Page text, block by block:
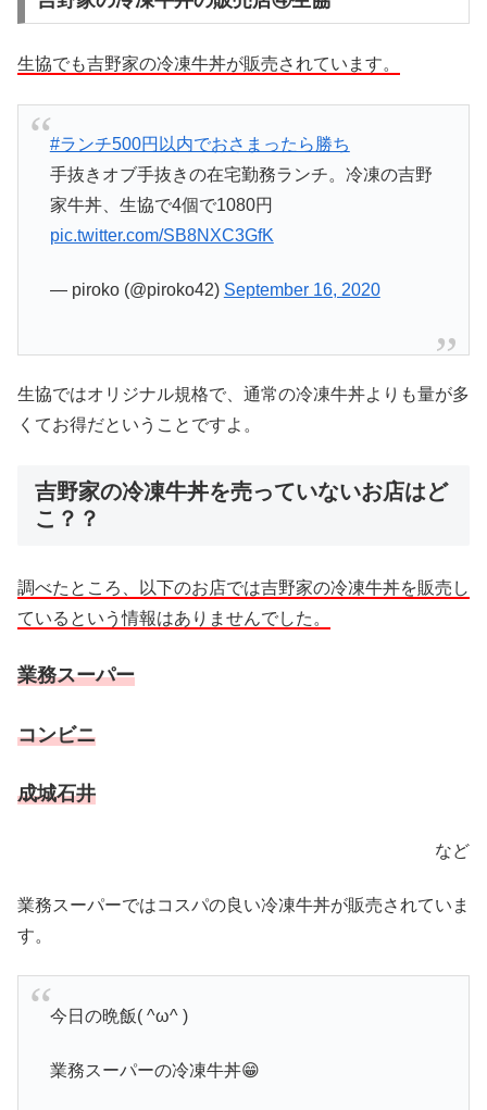
生協でも吉野家の冷凍牛丼が販売されています。
#ランチ500円以内でおさまったら勝ち
手抜きオブ手抜きの在宅勤務ランチ。冷凍の吉野
家牛丼、生協で4個で1080円
pic.twitter.com/SB8NXC3GfK
— piroko (@piroko42) September 16, 2020
生協ではオリジナル規格で、通常の冷凍牛丼よりも量が多
くてお得だということですよ。
吉野家の冷凍牛丼を売っていないお店はど
こ？？
調べたところ、以下のお店では吉野家の冷凍牛丼を販売し
ているという情報はありませんでした。
業務スーパー
コンビニ
成城石井
など
業務スーパーではコスパの良い冷凍牛丼が販売されていま
す。
今日の晩飯( ^ω^ )
業務スーパーの冷凍牛丼😁